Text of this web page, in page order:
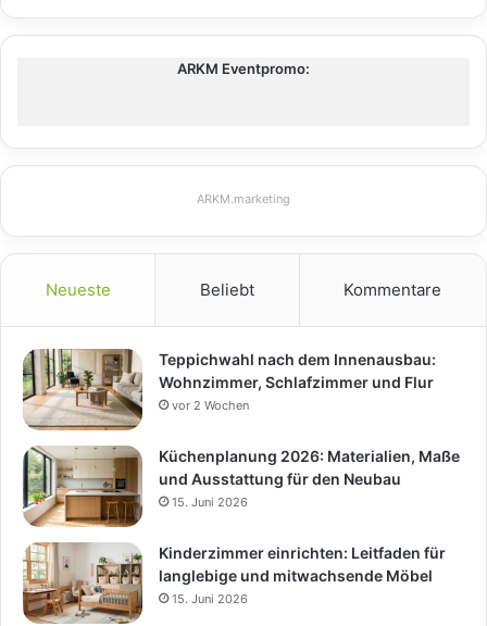
ARKM Eventpromo:
ARKM.marketing
Neueste Beliebt Kommentare
Teppichwahl nach dem Innenausbau:
Wohnzimmer, Schlafzimmer und Flur
vor 2 Wochen
Küchenplanung 2026: Materialien, Maße
und Ausstattung für den Neubau
15. Juni 2026
Kinderzimmer einrichten: Leitfaden für
langlebige und mitwachsende Möbel
15. Juni 2026